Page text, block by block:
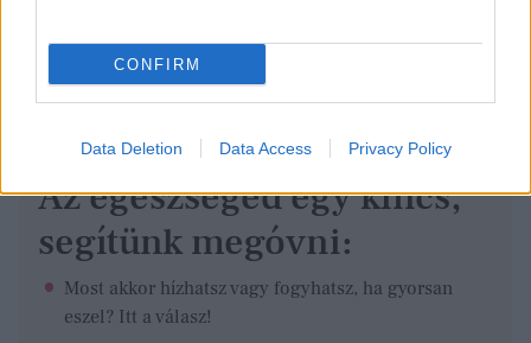
CONFIRM
Data Deletion Data Access Privacy Policy
Az egészséged egy kincs,
segítünk megóvni:
Most akkor hízhatsz vagy fogyhatsz, ha gyorsan
eszel? Itt a válasz!